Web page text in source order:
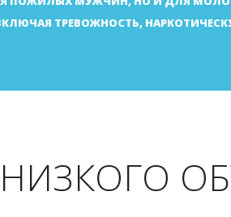
ТРЕВОЖНОСТЬ,